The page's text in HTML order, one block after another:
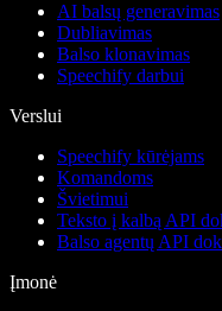
AI balsų generavimas
Dubliavimas
Balso klonavimas
Speechify darbui
Verslui
Speechify kūrėjams
Komandoms
Švietimui
Teksto į kalbą API
Balso agentų API
Įmonė